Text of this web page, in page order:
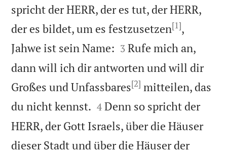
spricht der HERR, der es tut, der HERR,
der es bildet, um es festzusetzen[1],
Jahwe ist sein Name: 

3 Rufe mich an,
dann will ich dir antworten und will dir
Großes und Unfassbares[2] mitteilen, das
du nicht kennst. 

4 Denn so spricht der
HERR, der Gott Israels, über die Häuser
dieser Stadt und über die Häuser der